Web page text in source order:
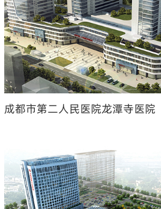
成都市第二人民医院龙潭寺医院